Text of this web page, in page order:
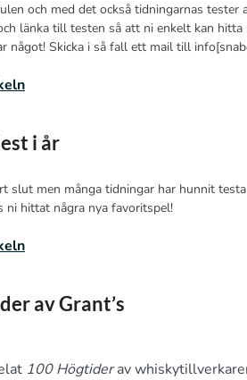
och med det också tidningarnas
länka till testen så att ni enkelt kan
något! Skicka i så fall ett mail till
i år
slut men många tidningar har hunnit
ni hittat några nya favoritspel!
av Grant’s
100 Högtiderav